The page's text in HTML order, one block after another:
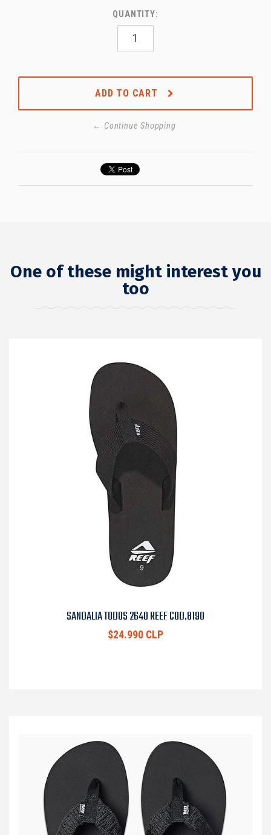
QUANTITY:
ADD TO CART
← Continue Shopping
One of these might interest you
too
SANDALIA TODOS 2640 REEF COD.8190
$24.990 CLP